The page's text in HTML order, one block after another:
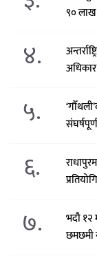
९०
४.
अधिकार
५.
६.
७.
भदौ १२
छमछमी